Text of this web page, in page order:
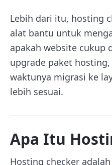
Lebih dari itu, hosting
alat bantu untuk
apakah website cukup
upgrade paket
waktunya migrasi ke
lebih sesuai.
Apa Itu
Hosting checker